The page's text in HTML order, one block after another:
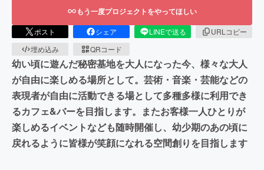
もう一度プロジェクトをやってほしい
ポスト シェア LINEで送る
URLコピー
埋め込み
QRコード
幼い頃に遊んだ秘密基地を大人になった今、様々な大人
が自由に楽しめる場所として。芸術・音楽・芸能などの
表現者が自由に活動できる場として多種多様に利用でき
るカフェ&バーを目指します。またお客様一人ひとりが
楽しめるイベントなども随時開催し、幼少期のあの頃に
戻れるように皆様が笑顔になれる空間創りを目指します